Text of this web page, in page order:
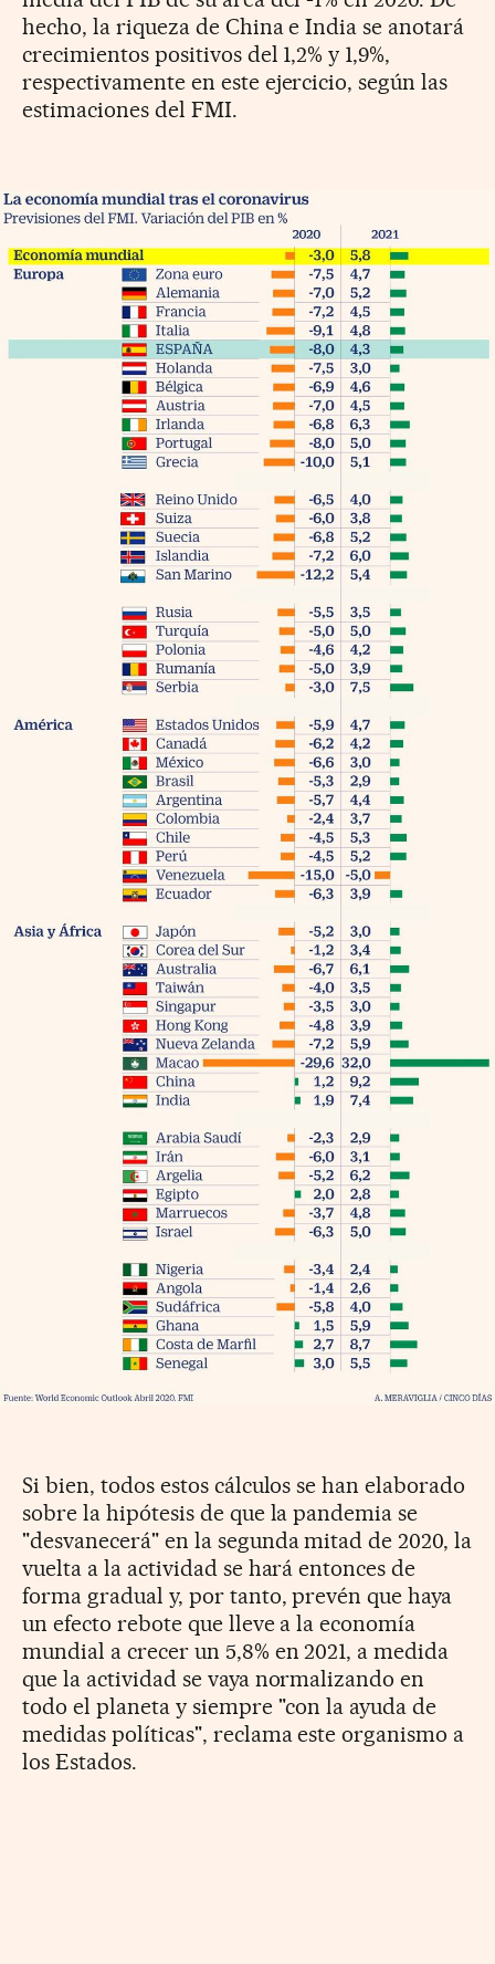
hecho, la riqueza de China e India se anotará
crecimientos positivos del 1,2% y 1,9%,
respectivamente en este ejercicio, según las
estimaciones del FMI.
Si bien, todos estos cálculos se han elaborado
sobre la hipótesis de que la pandemia se
"desvanecerá" en la segunda mitad de 2020, la
vuelta a la actividad se hará entonces de
forma gradual y, por tanto, prevén que haya
un efecto rebote que lleve a la economía
mundial a crecer un 5,8% en 2021, a medida
que la actividad se vaya normalizando en
todo el planeta y siempre "con la ayuda de
medidas políticas", reclama este organismo a
los Estados.